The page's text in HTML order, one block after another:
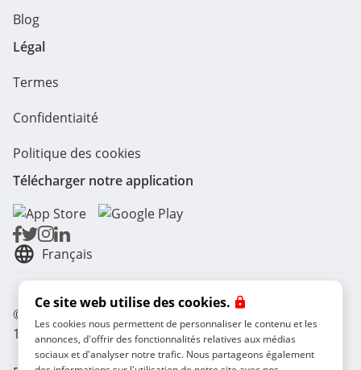
Ce site web utilise des cookies.
Les cookies nous permettent de personnaliser le contenu et les
annonces, d'offrir des fonctionnalités relatives aux médias
sociaux et d'analyser notre trafic. Nous partageons également
Blog
Légal
Termes
Confidentiaité
Politique des cookies
Télécharger notre application
Français
© Radical Storage • Lean Team S.R.L. • P. IVA
14104111001